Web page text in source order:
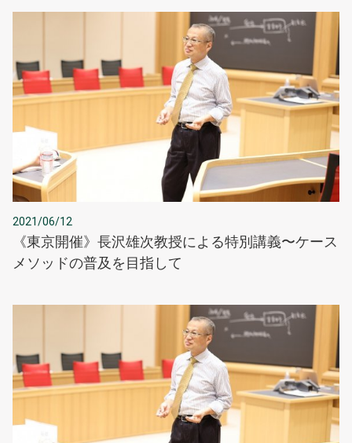
2021/06/12
《東京開催》長沢雄次教授による特別講義〜ケース
メソッドの普及を目指して